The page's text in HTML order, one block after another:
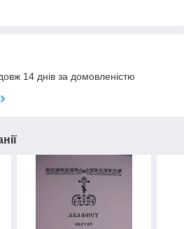
14 днів за домовленістю